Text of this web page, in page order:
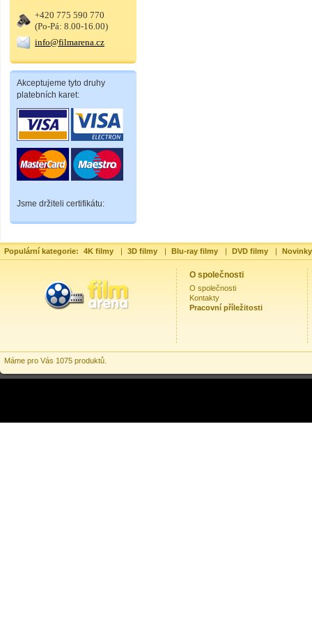
+420 775 590 770
(Po-Pá: 8.00-16.00)
info@filmarena.cz
Akceptujeme tyto druhy
platebních karet:
Jsme držiteli certifikátu:
Populární kategorie: 4K filmy | 3D filmy | Blu-ray filmy | DVD filmy |
O společnosti
O společnosti
Kontakty
Pracovní příležitosti
Máme pro Vás 1075 produktů.